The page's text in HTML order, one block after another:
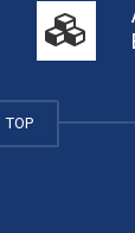
TOP